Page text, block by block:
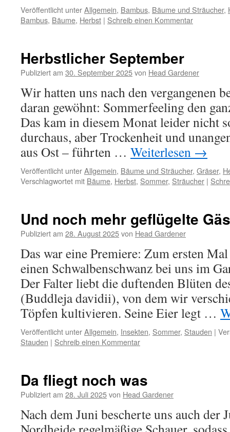
Veröffentlicht unterAllgemein, Bambus, Bäume und Sträucher,
Bambus, Bäume, Herbst | Schreib einen Kommentar
Herbstlicher September
Publiziert am 30. September 2025von Head Gardener
Wir hatten uns nach den vergangenen
daran gewöhnt: Sommerfeeling den
Das kam in diesem Monat leider nicht
durchaus, aber Trockenheit und
aus Ost – führten … Weiterlesen →
Veröffentlicht unterAllgemein, Bäume und Sträucher, Gräser,
Verschlagwortet mit Bäume, Herbst, Sommer, Sträucher |
Und noch mehr geflügelte
Publiziert am 28. August 2025von Head Gardener
Das war eine Premiere: Zum ersten
einen Schwalbenschwanz bei uns im
Der Falter liebt die duftenden Blüten
(Buddleja davidii), von dem wir
Töpfen kultivieren. Seine Eier legt …
Veröffentlicht unterAllgemein, Insekten, Sommer, Stauden |
Stauden | Schreib einen Kommentar
Da fliegt noch was
Publiziert am 28. Juli 2025von Head Gardener
Nach dem Juni bescherte uns auch der